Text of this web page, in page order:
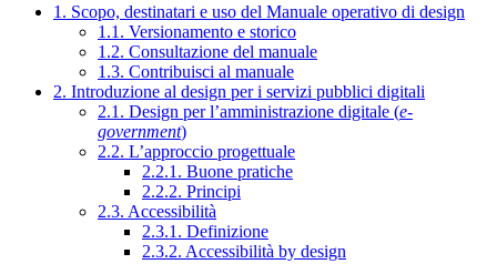
1. Scopo, destinatari e uso del Manuale operativo di design
1.1. Versionamento e storico
1.2. Consultazione del manuale
1.3. Contribuisci al manuale
2. Introduzione al design per i servizi pubblici digitali
2.1. Design per l’amministrazione digitale (e-
government)
2.2. L’approccio progettuale
2.2.1. Buone pratiche
2.2.2. Principi
2.3. Accessibilità
2.3.1. Definizione
2.3.2. Accessibilità by design